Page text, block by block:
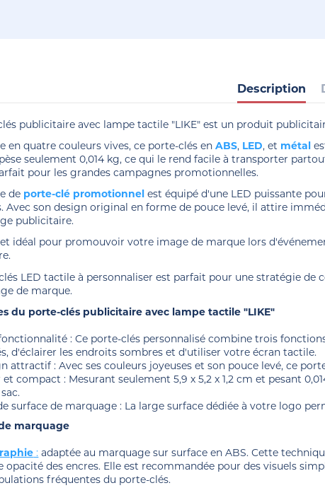
Description
publicitaire avec lampe tactile "LIKE" est un produit
en quatre couleurs vives, ce porte-clés enABS, LED, et métal
seulement 0,014 kg, ce qui le rend facile à transporter
pour les grandes campagnes promotionnelles.
de porte-clé promotionnel est équipé d'une LED puissante
Avec son design original en forme de pouce levé, il attire
publicitaire.
idéal pour promouvoir votre image de marque lors
LED tactile à personnaliser est parfait pour une stratégie
de marque.
du porte-clés publicitaire avec lampe tactile "LIKE"
: Ce porte-clés personnalisé combine trois
d'éclairer les endroits sombres et d'utiliser votre écran tactile.
attractif : Avec ses couleurs joyeuses et son pouce levé, ce
et compact : Mesurant seulement 5,9 x 5,2 x 1,2 cm et pesant
surface de marquage : La large surface dédiée à votre logo
marquage
: adaptée au marquage sur surface en ABS. Cette
opacité des encres. Elle est recommandée pour des visuels
fréquentes du porte-clés.